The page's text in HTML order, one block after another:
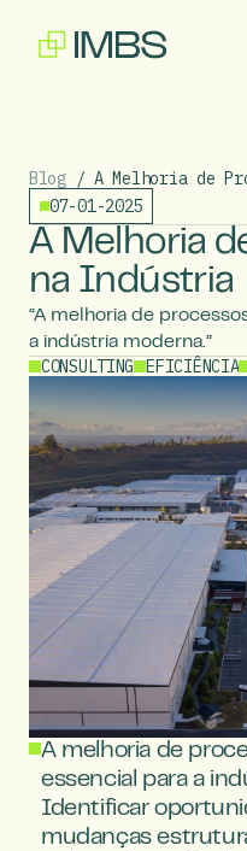
Blog/ A Melhoria de
07-01-2025
A Melhoria
na Indústria
“A melhoria de
a indústria moderna.”
CONSULTING EFICIÊNCIA
A melhoria de
essencial para a
Identificar
mudanças